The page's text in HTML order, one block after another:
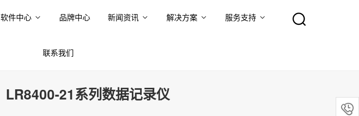
软件中心 品牌中心 新闻资讯 解决方案 服务支持
联系我们
LR8400-21系列数据记录仪
